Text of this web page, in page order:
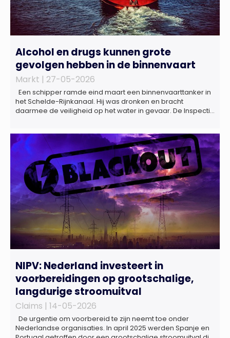
Alcohol en drugs kunnen grote
gevolgen hebben in de binnenvaart
Markt | 27-05-2026
Een schipper ramde eind maart een binnenvaarttanker in
het Schelde-Rijnkanaal. Hij was dronken en bracht
daarmee de veiligheid op het water in gevaar. De Inspectie
veiligheid op het water in gevaar én kan grote gevolgen
hebben voor de […]
NIPV: Nederland investeert in
voorbereidingen op grootschalige,
langdurige stroomuitval
Claims | 14-05-2026
De urgentie om voorbereid te zijn neemt toe onder
Nederlandse organisaties. In april 2025 werden Spanje en